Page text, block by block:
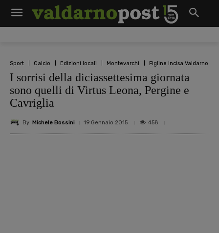
Sport Calcio Edizioni locali Montevarchi Figline Incisa Valdarno
I sorrisi della diciassettesima giornata
sono quelli di Virtus Leona, Pergine e
Cavriglia
By Michele Bossini 19 Gennaio 2015 458